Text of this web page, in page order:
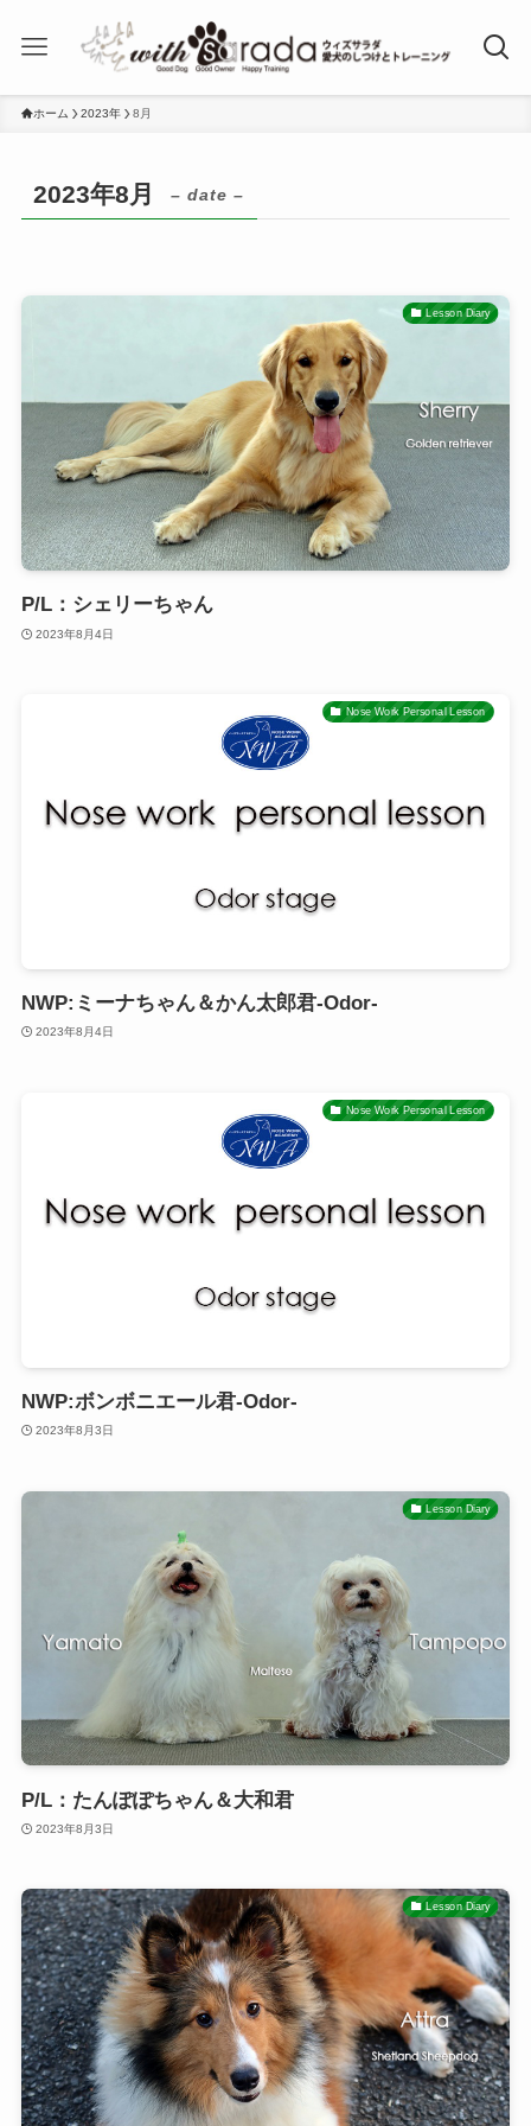
ホーム 2023年 8月
2023年8月 – date –
Lesson Diary
P/L：シェリーちゃん
2023年8月4日
Nose Work Personal Lesson
NWP:ミーナちゃん＆かん太郎君-Odor-
2023年8月4日
Nose Work Personal Lesson
NWP:ボンボニエール君-Odor-
2023年8月3日
Lesson Diary
P/L：たんぽぽちゃん＆大和君
2023年8月3日
Lesson Diary